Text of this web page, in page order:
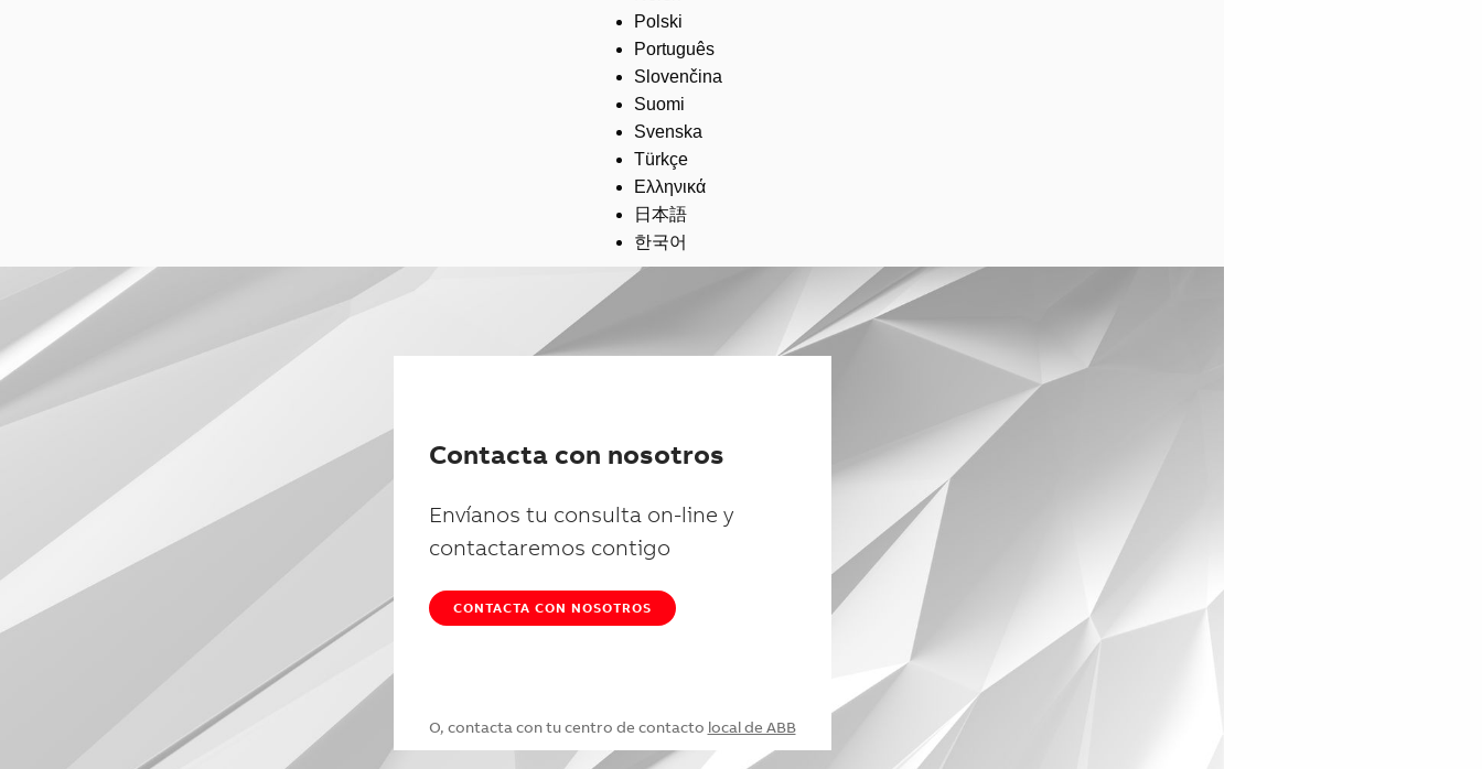
Polski
Português
Slovenčina
Suomi
Svenska
Türkçe
Ελληνικά
日本語
한국어
Contacta con nosotros
Envíanos tu consulta on-line y
contactaremos contigo
CONTACTA CON NOSOTROS
O, contacta con tu centro de contacto local de ABB